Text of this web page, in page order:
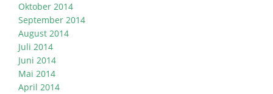
Oktober 2014
September 2014
August 2014
Juli 2014
Juni 2014
Mai 2014
April 2014